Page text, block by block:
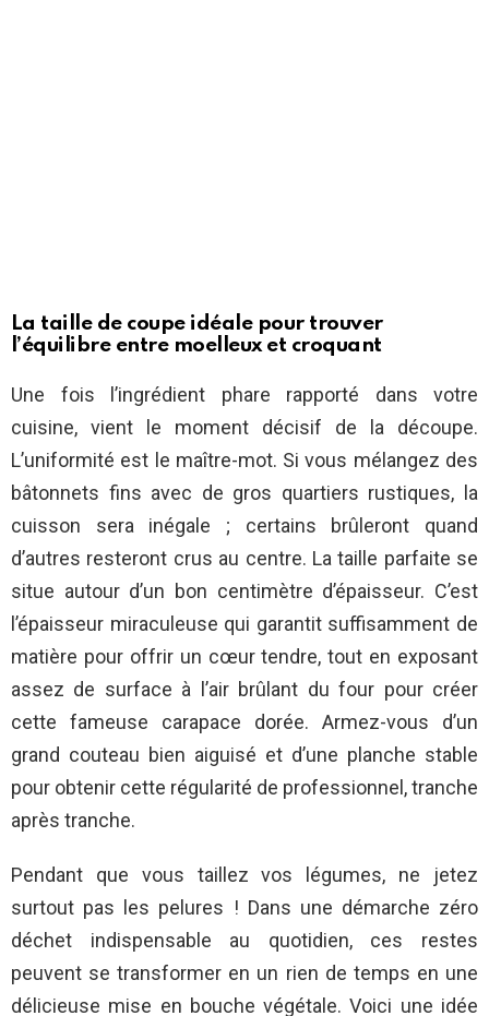
La taille de coupe idéale pour trouver
l’équilibre entre moelleux et croquant
Une fois l’ingrédient phare rapporté dans votre
cuisine, vient le moment décisif de la découpe.
L’uniformité est le maître-mot. Si vous mélangez des
bâtonnets fins avec de gros quartiers rustiques, la
cuisson sera inégale ; certains brûleront quand
d’autres resteront crus au centre. La taille parfaite se
situe autour d’un bon centimètre d’épaisseur. C’est
l’épaisseur miraculeuse qui garantit suffisamment de
matière pour offrir un cœur tendre, tout en exposant
assez de surface à l’air brûlant du four pour créer
cette fameuse carapace dorée. Armez-vous d’un
grand couteau bien aiguisé et d’une planche stable
pour obtenir cette régularité de professionnel, tranche
après tranche.
Pendant que vous taillez vos légumes, ne jetez
surtout pas les pelures ! Dans une démarche zéro
déchet indispensable au quotidien, ces restes
peuvent se transformer en un rien de temps en une
délicieuse mise en bouche végétale. Voici une idée